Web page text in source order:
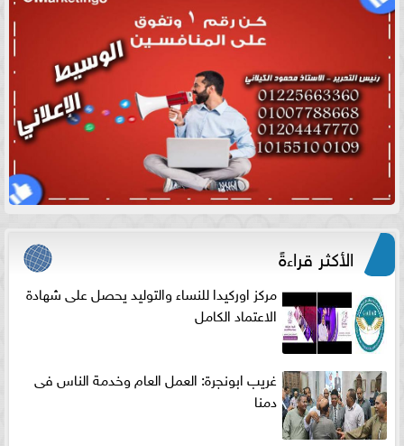
الأكثر قراءةً
مركز اوركيدا للنساء والتوليد يحصل على شهادة
الاعتماد الكامل
غريب ابونجرة: العمل العام وخدمة الناس فى
دمنا